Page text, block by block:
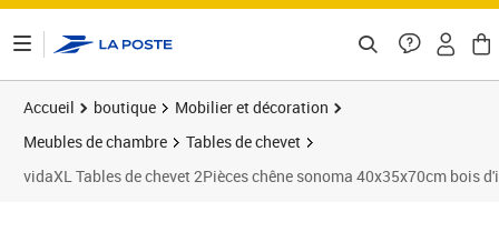
Accueil boutique
Mobilier et décoration
Meubles de chambre
Tables de chevet
vidaXL Tables de chevet 2Pièces chêne sonoma 40x35x70cm bois